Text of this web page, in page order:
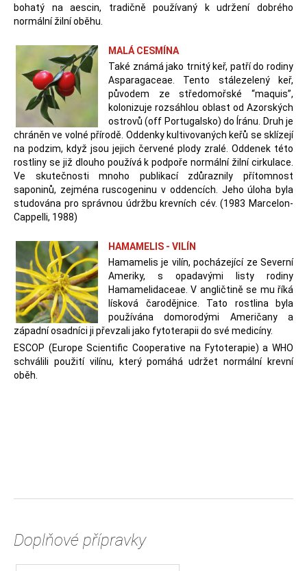
bohatý na aescin, tradičně používaný k udržení dobrého
normální žilní oběhu.
MALÁ CESMÍNA
Také známá jako trnitý keř, patří do rodiny
Asparagaceae. Tento stálezelený keř,
původem ze středomořské “maquis”,
kolonizuje rozsáhlou oblast od Azorských
ostrovů (off Portugalsko) do Íránu. Druh je
chráněn ve volné přírodě. Oddenky kultivovaných keřů se sklízejí
na podzim, když jsou jejich červené plody zralé. Oddenek této
rostliny se již dlouho používá k podpoře normální žilní cirkulace.
Ve skutečnosti mnoho publikací zdůraznily přítomnost
saponinů, zejména ruscogeninu v oddencích. Jeho úloha byla
studována pro správnou údržbu krevních cév. (1983 Marcelon-
Cappelli, 1988)
HAMAMELIS - VILÍN
Hamamelis je vilín, pocházející ze Severní
Ameriky, s opadavými listy rodiny
Hamamelidaceae. V angličtině se mu říká
lísková čarodějnice. Tato rostlina byla
používána domorodými Američany a
západní osadníci ji převzali jako fytoterapii do své medicíny.
ESCOP (Europe Scientific Cooperative na Fytoterapie) a WHO
schválili použití vilínu, který pomáhá udržet normální krevní
oběh.
Doplňové přípravky